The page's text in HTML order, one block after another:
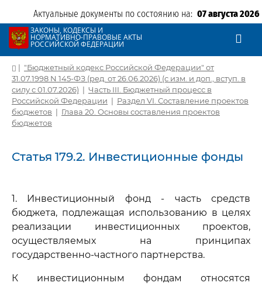
Актуальные документы по состоянию на: 07 августа 2026
ЗАКОНЫ, КОДЕКСЫ И
НОРМАТИВНО-ПРАВОВЫЕ АКТЫ
РОССИЙСКОЙ ФЕДЕРАЦИИ
| "Бюджетный кодекс Российской Федерации" от
31.07.1998 N 145-ФЗ (ред. от 26.06.2026) (с изм. и доп., вступ. в
силу с 01.07.2026) | Часть III. Бюджетный процесс в
Российской Федерации | Раздел VI. Составление проектов
бюджетов | Глава 20. Основы составления проектов
бюджетов
Статья 179.2. Инвестиционные фонды
1. Инвестиционный фонд - часть средств
бюджета, подлежащая использованию в целях
реализации инвестиционных проектов,
осуществляемых на принципах
государственно-частного партнерства.
К инвестиционным фондам относятся